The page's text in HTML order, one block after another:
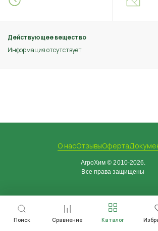
Поиск Сравнение Каталог
Действующее вещество
Информация отсутствует
О насОтзывыОферта
АгроХим © 2010-2026.
Все права защищены